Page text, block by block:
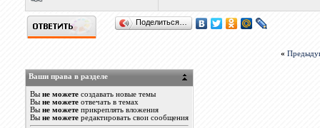
Поделиться…
«
Ваши права в разделе
Вы не можетесоздавать новые темы
Вы не можетеотвечать в темах
Вы не можетеприкреплять вложения
Вы не можетередактировать свои сообщения